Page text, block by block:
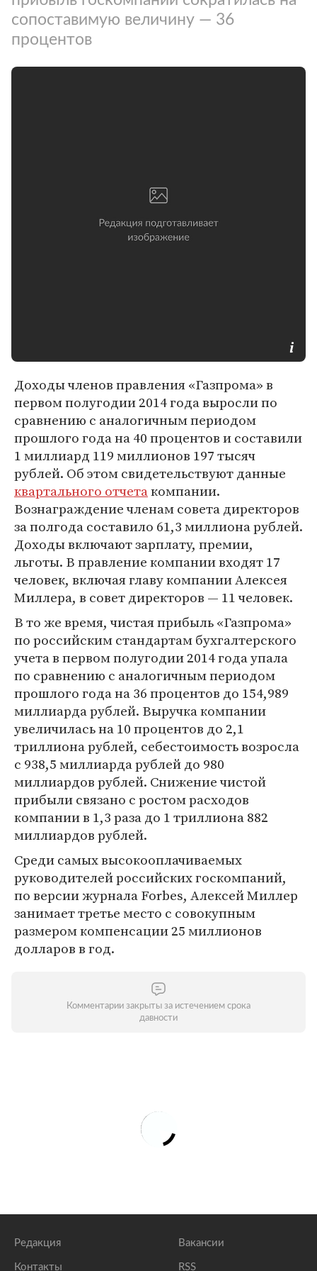
сопоставимую величину — 36
процентов
Доходы членов правления «Газпрома» в
первом полугодии 2014 года выросли по
сравнению с аналогичным периодом
прошлого года на 40 процентов и составили
1 миллиард 119 миллионов 197 тысяч
рублей. Об этом свидетельствуют данные
квартального отчетакомпании.
Вознаграждение членам совета директоров
за полгода составило 61,3 миллиона рублей.
Доходы включают зарплату, премии,
льготы. В правление компании входят 17
человек, включая главу компании Алексея
Миллера, в совет директоров — 11 человек.
В то же время, чистая прибыль «Газпрома»
по российским стандартам бухгалтерского
учета в первом полугодии 2014 года упала
по сравнению с аналогичным периодом
прошлого года на 36 процентов до 154,989
миллиарда рублей. Выручка компании
увеличилась на 10 процентов до 2,1
триллиона рублей, себестоимость возросла
с 938,5 миллиарда рублей до 980
миллиардов рублей. Снижение чистой
прибыли связано с ростом расходов
компании в 1,3 раза до 1 триллиона 882
миллиардов рублей.
Среди самых высокооплачиваемых
руководителей российских госкомпаний,
по версии журнала Forbes, Алексей Миллер
занимает третье место с совокупным
размером компенсации 25 миллионов
долларов в год.
Комментарии закрыты за истечением срока
давности
Редакция
Контакты
Вакансии
RSS